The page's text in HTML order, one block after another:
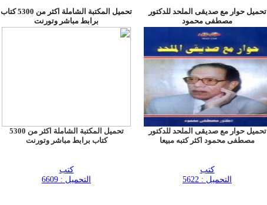
تحميل حوار مع صديقى الملحد للدكتور
مصطفى محمود
تحميل حوار مع صديقى الملحد للدكتور
مصطفى محمود اكثر كتبه مبيعا
كتب
التحميل : 5622
تحميل المكتبة الشاملة اكثر من 5300 كتاب
برابط مباشر وتورنت
تحميل المكتبة الشاملة اكثر من 5300
كتاب برابط مباشر وتورنت
كتب
التحميل : 6609